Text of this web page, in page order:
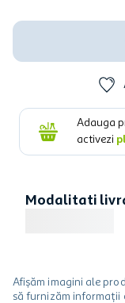
Adauga
activezi
Modalitati
Afișăm imagini ale
să furnizăm informații